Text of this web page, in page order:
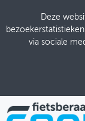
Deze
via sociale